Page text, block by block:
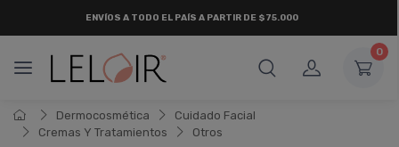
ENVÍOS A TODO EL PAÍS A PARTIR DE $75.000
0
Dermocosmética
Cuidado Facial
Cremas Y Tratamientos
Otros